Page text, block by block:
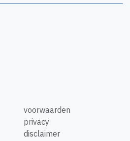
voorwaarden
privacy
disclaimer